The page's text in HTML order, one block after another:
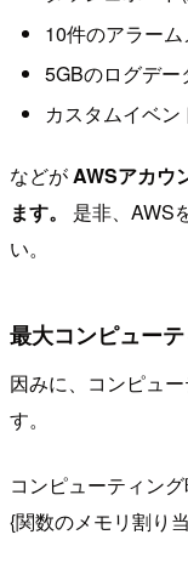
10件のアラー
5GBのログデー
カスタムイベ
などがAWSアカウ
ます。
是非、AWS
い。
最大コンピュー
因みに、コンピュ
す。
コンピューティン
{関数のメモリ割り